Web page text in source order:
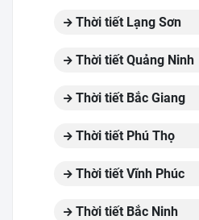
Thời tiết Lạng Sơn
Thời tiết Quảng Ninh
Thời tiết Bắc Giang
Thời tiết Phú Thọ
Thời tiết Vĩnh Phúc
Thời tiết Bắc Ninh